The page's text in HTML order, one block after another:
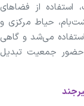
استفاده از فضا‌های
حیاط مرکزی و
می‌شد و گاهی
حضور جمعیت تبدیل